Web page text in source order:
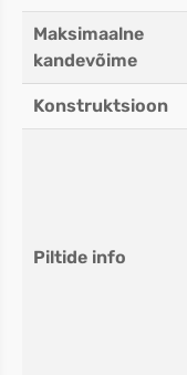
Maksimaalne
kandevõime
Konstruktsioon
Piltide info